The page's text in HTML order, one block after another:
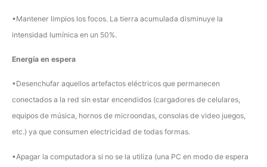
•Mantener limpios los focos. La tierra acumulada disminuye la
intensidad lumínica en un 50%.
Energía en espera
•Desenchufar aquellos artefactos eléctricos que permanecen
conectados a la red sin estar encendidos (cargadores de celulares,
equipos de música, hornos de microondas, consolas de video juegos,
etc.) ya que consumen electricidad de todas formas.
•Apagar la computadora si no se la utiliza (una PC en modo de espera